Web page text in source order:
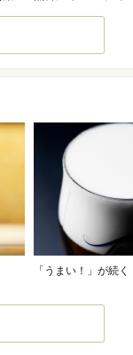
「うまい！」が続く